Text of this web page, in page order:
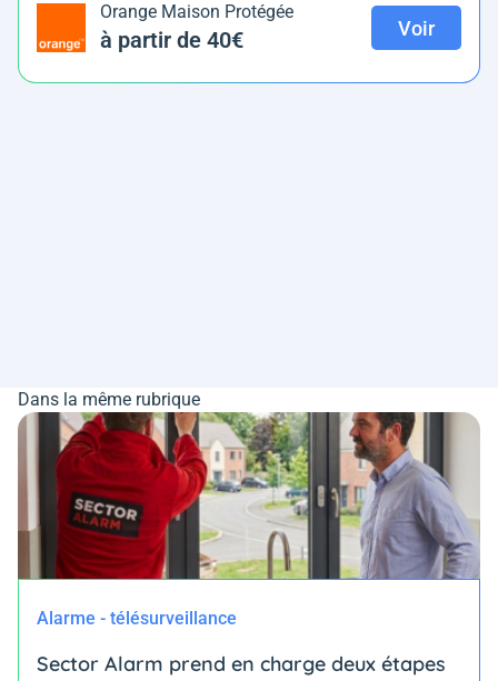
Orange Maison Protégée
à partir de 40€ Voir
Dans la même rubrique
Alarme - télésurveillance
Sector Alarm prend en charge deux étapes